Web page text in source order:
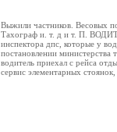
Выжили частников. Весовых
Тахограф и. т. д и т. П.
инспектора дпс, которые у
постановлении
водитель приехал с рейса
сервис элементарных